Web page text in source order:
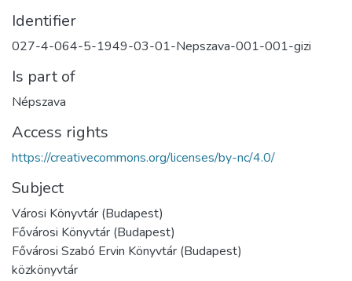
Identifier
027-4-064-5-1949-03-01-Nepszava-001-001-gizi
Is part of
Népszava
Access rights
https://creativecommons.org/licenses/by-nc/4.0/
Subject
Városi Könyvtár (Budapest)
Fővárosi Könyvtár (Budapest)
Fővárosi Szabó Ervin Könyvtár (Budapest)
közkönyvtár